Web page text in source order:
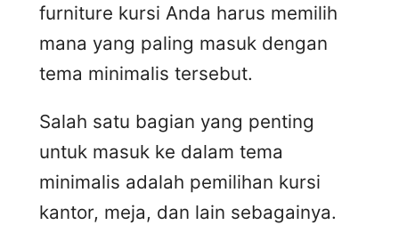
furniture kursi Anda harus memilih
mana yang paling masuk dengan
tema minimalis tersebut.
Salah satu bagian yang penting
untuk masuk ke dalam tema
minimalis adalah pemilihan kursi
kantor, meja, dan lain sebagainya.